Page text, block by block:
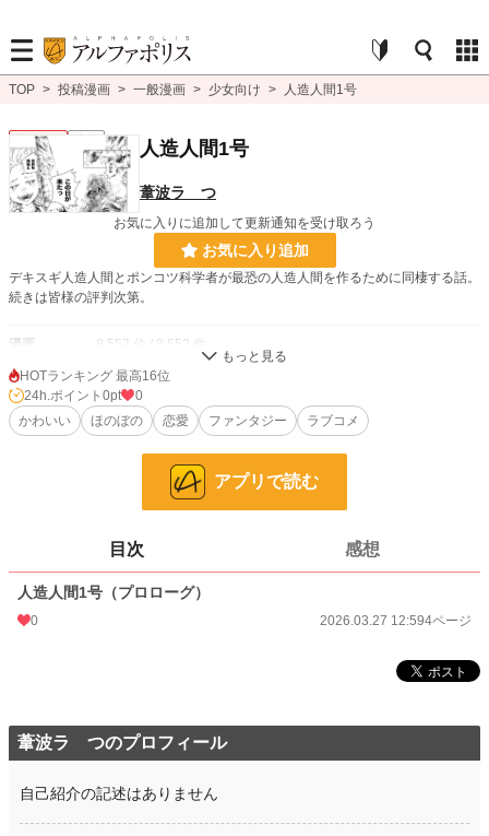
TOP > 投稿漫画 > 一般漫画 > 少女向け > 人造人間1号
少女向け 人造人間1号
葦波ラ つ
お気に入りに追加して更新通知を受け取ろう
お気に入り追加
デキスギ人造人間とポンコツ科学者が最恐の人造人間を作るために同棲する話。
続きは皆様の評判次第。
漫画 8,552 位 / 8,552 件
少女向け 1,155 位 / 1,155 件
お気に入り 0
初回公開日時 2026.03.27 12:59
週間ポイント
累計ポイント 397 pt (8,336 位)
HOTランキング 最高16位
24h.ポイント 0pt
0
かわいい
ほのぼの 恋愛 ファンタジー ラブコメ
アプリで読む
目次 感想
人造人間1号（プロローグ）
0 2026.03.27 12:594ページ
葦波ラ つのプロフィール
自己紹介の記述はありません